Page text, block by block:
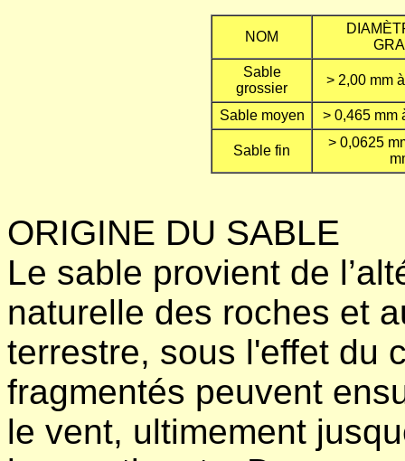
NOM
Sable
grossier
> 2,00 mm
Sable moyen > 0,465 mm
Sable fin
> 0,0625
ORIGINE DU SABLE
Le sable provient de
naturelle des roches et
terrestre, sous l'effet du
fragmentés peuvent
le vent, ultimement